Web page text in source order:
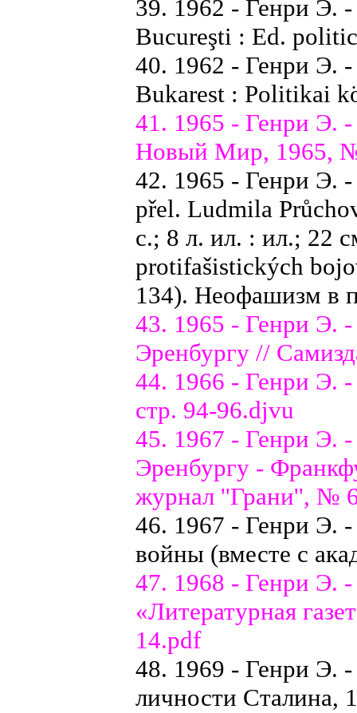
39. 1962 - Генри Э.
Bucureşti : Ed.
40. 1962 - Генри Э.
Bukarest : Politikai
41. 1965 - Генри Э. -
Новый Мир, 1965,
42. 1965 - Генри Э.
přel. Ludmila
с.; 8 л. ил. : ил.; 22
protifašistických
134). Неофашизм в
43. 1965 - Генри Э.
Эренбургу //
44. 1966 - Генри Э.
стр. 94-96.djvu
45. 1967 - Генри Э.
Эренбургу -
журнал ''Грани'', №
46. 1967 - Генри Э.
войны (вместе с
47. 1968 - Генри Э.
«Литературная
14.pdf
48. 1969 - Генри Э.
личности Сталина,